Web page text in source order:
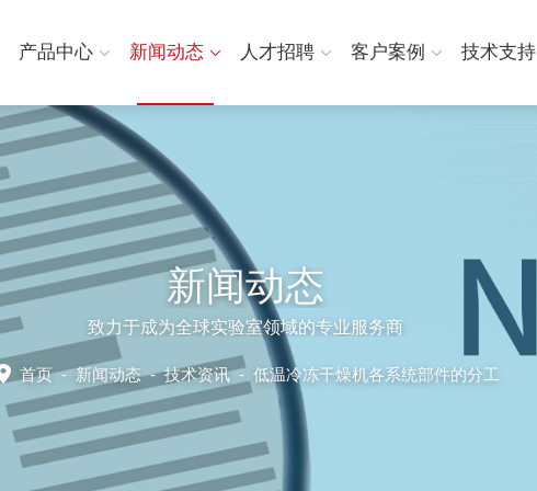
产品中心 新闻动态 人才招聘 客户案例 技术支持
新闻动态
致力于成为全球实验室领域的专业服务商
首页-新闻动态-技术资讯 - 低温冷冻干燥机各系统部件的分工